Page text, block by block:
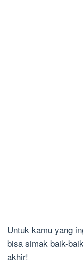
Untuk kamu yang
bisa simak baik-
akhir!